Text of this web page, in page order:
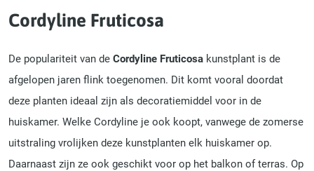
Cordyline Fruticosa
De populariteit van de Cordyline Fruticosa kunstplant is de
afgelopen jaren flink toegenomen. Dit komt vooral doordat
deze planten ideaal zijn als decoratiemiddel voor in de
huiskamer. Welke Cordyline je ook koopt, vanwege de zomerse
uitstraling vrolijken deze kunstplanten elk huiskamer op.
Daarnaast zijn ze ook geschikt voor op het balkon of terras. Op